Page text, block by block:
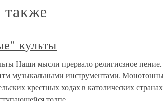
также
культы
Наши мысли прервало религиозное
музыкальными инструментами.
крестных ходах в католических
толпе,